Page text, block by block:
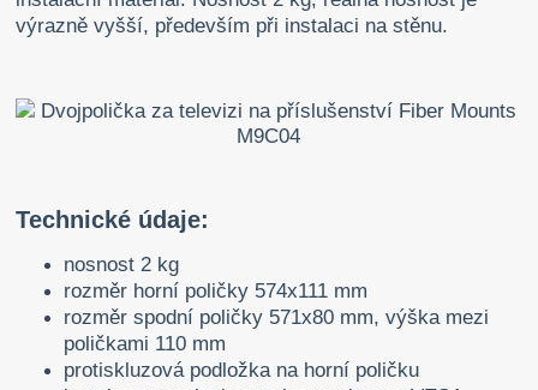
výrazně vyšší, především při instalaci na stěnu.
Technické údaje:
nosnost 2 kg
rozměr horní poličky 574x111 mm
rozměr spodní poličky 571x80 mm, výška mezi
poličkami 110 mm
protiskluzová podložka na horní poličku